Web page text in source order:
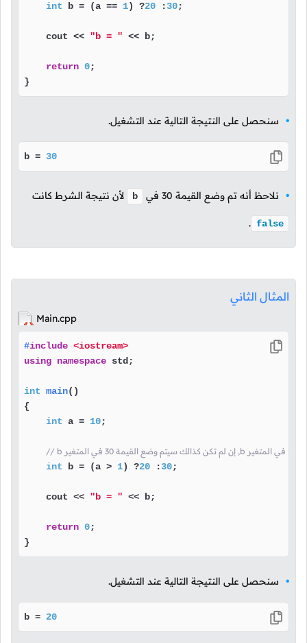
int b = (a == 1) ?20 :30;
    cout <<
"b = " << b;
return 0;
}
سنحصل على النتيجة التالية عند التشغيل.
b = 30
نلاحظ أنه تم وضع القيمة 30 في b لأن نتيجة الشرط كانت
false
.
المثال الثاني
Main.cpp
#include <iostream>
using namespace std;
int main()
{
int a = 10;
int b = (a > 1) ?20 :30;
    cout <<
"b = " << b;
return 0;
}
سنحصل على النتيجة التالية عند التشغيل.
b = 20